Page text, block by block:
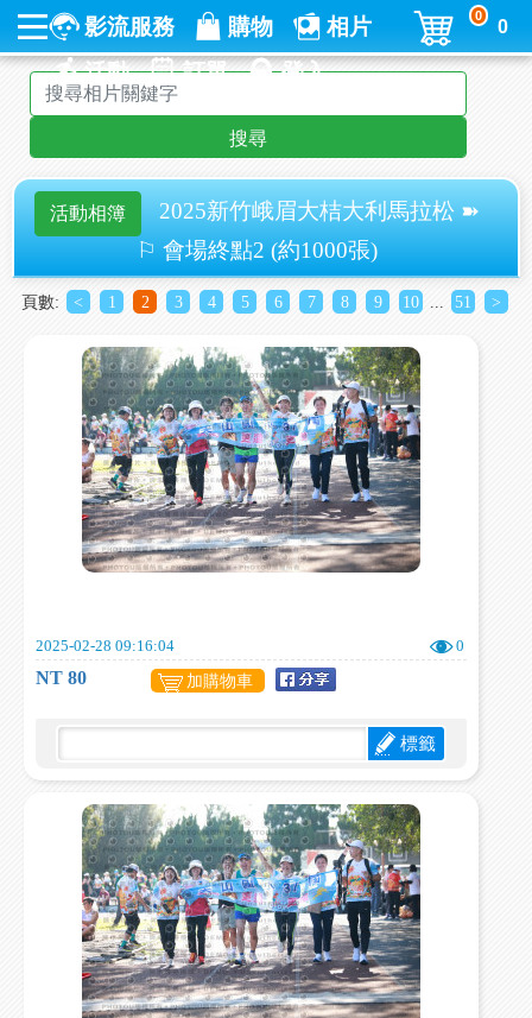
影流服務 購物
相片
活動
訂單 登入
0
0
搜尋
活動相簿
2025新竹峨眉大桔大利馬拉松 ➽
⚐ 會場終點2 (約1000張)
頁數: < 1 2 3 4 5 6 7 8 9 10 51 >
2025-02-28 09:16:04 0
NT 80 加購物車
標籤